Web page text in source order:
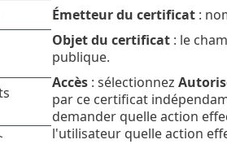
Émetteur du certificat:
Objet du certificat: le
publique.
Accès: sélectionnez
par ce certificat
demander quelle action
l'utilisateur quelle action